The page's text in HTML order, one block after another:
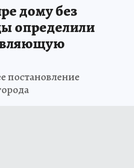
дому без
определили
постановление